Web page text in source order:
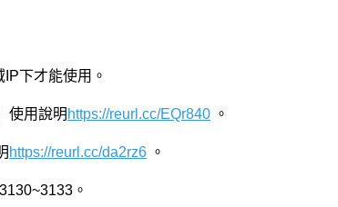
下才能使用。
使用說明 https://reurl.cc/EQr840 。
https://reurl.cc/da2rz6 。
。